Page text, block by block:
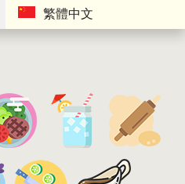
繁體中文